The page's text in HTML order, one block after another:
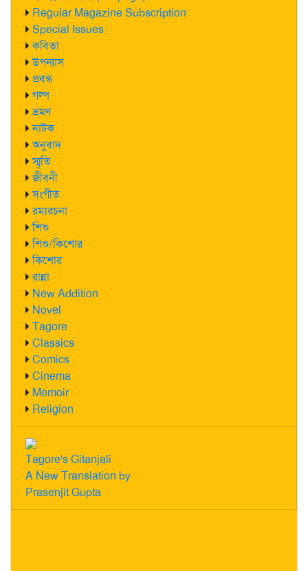
Regular Magazine Subscription
Special Issues
কবিতা
উপন্যাস
প্রবন্ধ
গল্প
ভ্রমণ
নাটক
অনুবাদ
স্মৃতি
জীবনী
সংগীত
রম্যরচনা
শিশু
শিশু/কিশোর
কিশোর
রান্না
New Addition
Novel
Tagore
Classics
Comics
Cinema
Memoir
Religion
Tagore's Gitanjali
A New Translation by
Prasenjit Gupta